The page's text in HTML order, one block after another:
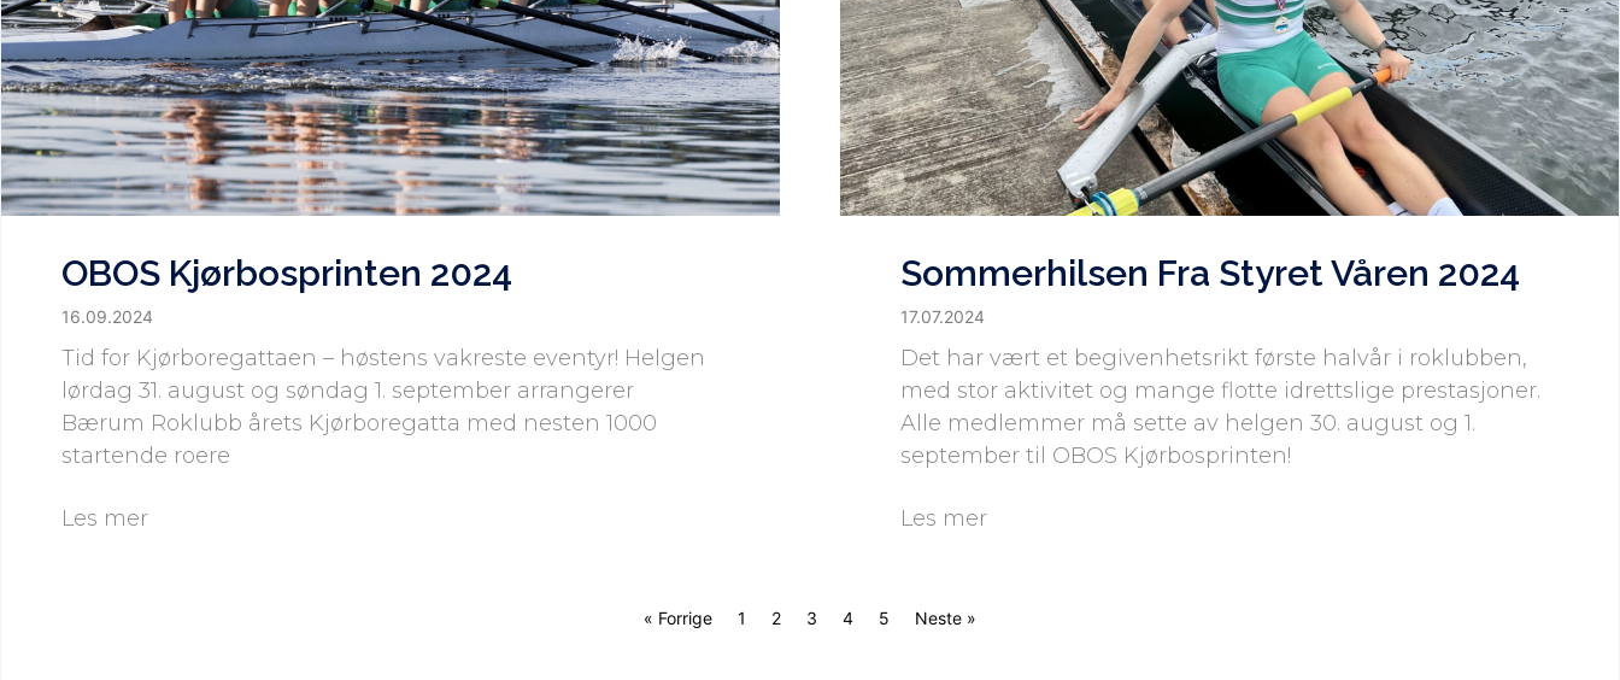
OBOS Kjørbosprinten 2024
16.09.2024
Tid for Kjørboregattaen – høstens vakreste eventyr! Helgen
lørdag 31. august og søndag 1. september arrangerer
Bærum Roklubb årets Kjørboregatta med nesten 1000
startende roere
Les mer
Sommerhilsen Fra Styret Våren 2024
17.07.2024
Det har vært et begivenhetsrikt første halvår i roklubben,
med stor aktivitet og mange flotte idrettslige prestasjoner.
Alle medlemmer må sette av helgen 30. august og 1.
september til OBOS Kjørbosprinten!
Les mer
« Forrige 1 2 3 4 5 Neste »